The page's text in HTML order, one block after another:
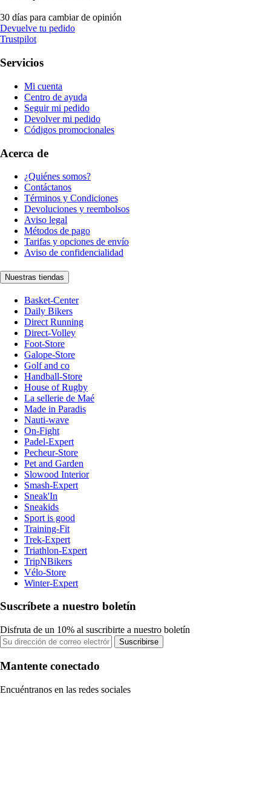
30 días para cambiar de opinión
Devuelve tu pedido
Trustpilot
Servicios
Mi cuenta
Centro de ayuda
Seguir mi pedido
Devolver mi pedido
Códigos promocionales
Acerca de
¿Quiénes somos?
Contáctanos
Términos y Condiciones
Devoluciones y reembolsos
Aviso legal
Métodos de pago
Tarifas y opciones de envío
Aviso de confidencialidad
Nuestras tiendas
Basket-Center
Daily Bikers
Direct Running
Direct-Volley
Foot-Store
Galope-Store
Golf and co
Handball-Store
House of Rugby
La sellerie de Maé
Made in Paradis
Nauti-wave
On-Fight
Padel-Expert
Pecheur-Store
Pet and Garden
Slowood Interior
Smash-Expert
Sneak'In
Sneakids
Sport is good
Training-Fit
Trek-Expert
Triathlon-Expert
TripNBikers
Vélo-Store
Winter-Expert
Suscríbete a nuestro boletín
Disfruta de un 10% al suscribirte a nuestro boletín
Suscribirse
Mantente conectado
Encuéntranos en las redes sociales